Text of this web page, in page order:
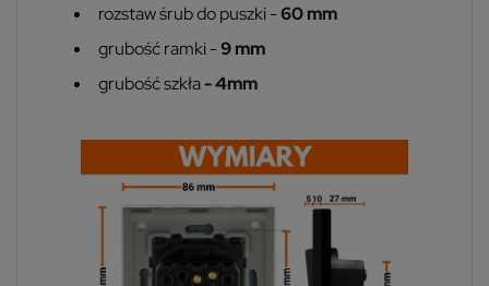
rozstaw śrub do puszki -60 mm
grubość ramki -9 mm
grubość szkła- 4mm